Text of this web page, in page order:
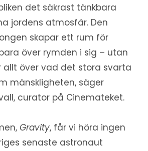
det säkrast tänkbara
jordens atmosfär. Den
skapar ett rum för
över rymden i sig – utan
allt över vad det stora svarta
mänskligheten, säger
curator på Cinemateket.
Gravity, får vi höra ingen
senaste astronaut